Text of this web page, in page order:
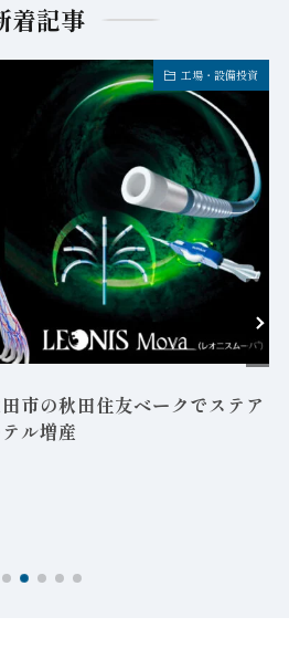
着記事
工場・設備投資
市の秋田住友ベークでステア
ル増産